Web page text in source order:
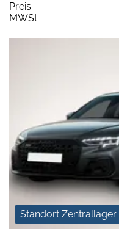
Preis:
MWSt:
Standort Zentrallager